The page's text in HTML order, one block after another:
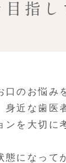
指し
口のお悩み
身近な歯医
ンを大切に
態になって